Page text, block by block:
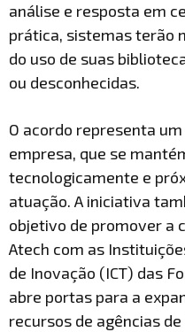
análise e resposta em
prática, sistemas terão
do uso de suas
ou desconhecidas.
O acordo representa
empresa, que se
tecnologicamente e
atuação. A iniciativa
objetivo de promover a
Atech com as
de Inovação (ICT) das
abre portas para a
recursos de agências